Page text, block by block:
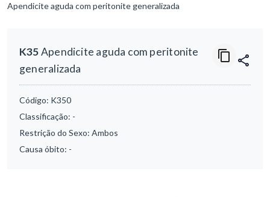
Apendicite aguda com peritonite generalizada
K35Apendicite aguda com peritonite
generalizada
Código: K350
Classificação: -
Restrição do Sexo: Ambos
Causa óbito: -